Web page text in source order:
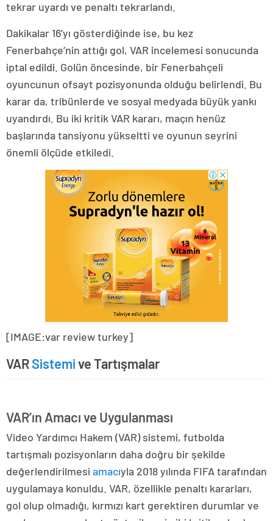
tekrar uyardı ve penaltı tekrarlandı.
Dakikalar 16’yı gösterdiğinde ise, bu kez
Fenerbahçe’nin attığı gol, VAR incelemesi sonucunda
iptal edildi. Golün öncesinde, bir Fenerbahçeli
oyuncunun ofsayt pozisyonunda olduğu belirlendi. Bu
karar da, tribünlerde ve sosyal medyada büyük yankı
uyandırdı. Bu iki kritik VAR kararı, maçın henüz
başlarında tansiyonu yükseltti ve oyunun seyrini
önemli ölçüde etkiledi.
[IMAGE:var review turkey]
VARSistemive Tartışmalar
VAR’ın Amacı ve Uygulanması
Video Yardımcı Hakem (VAR) sistemi, futbolda
tartışmalı pozisyonların daha doğru bir şekilde
değerlendirilmesi amacıyla 2018 yılında FIFA tarafından
uygulamaya konuldu. VAR, özellikle penaltı kararları,
gol olup olmadığı, kırmızı kart gerektiren durumlar ve